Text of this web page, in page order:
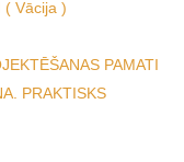
( Vācija )
PAMATI
PRAKTISKS